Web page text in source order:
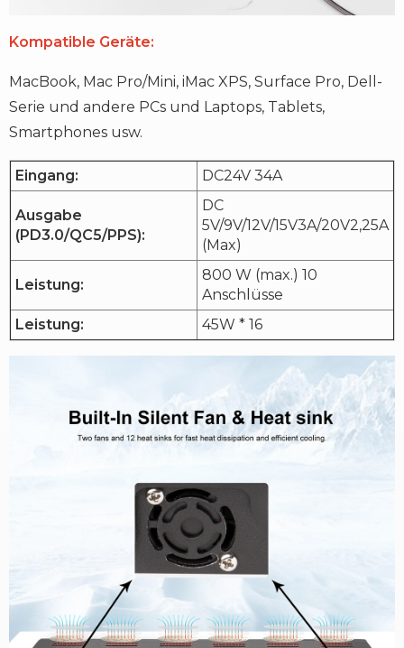
Kompatible Geräte:
MacBook, Mac Pro/Mini, iMac XPS, Surface Pro, Dell-
Serie und andere PCs und Laptops, Tablets,
Smartphones usw.
Eingang: DC24V 34A
Ausgabe
(PD3.0/QC5/PPS):
DC
5V/9V/12V/15V3A/20V2,25A
(Max)
Leistung:
800 W (max.) 10
Anschlüsse
Leistung:
45W * 16